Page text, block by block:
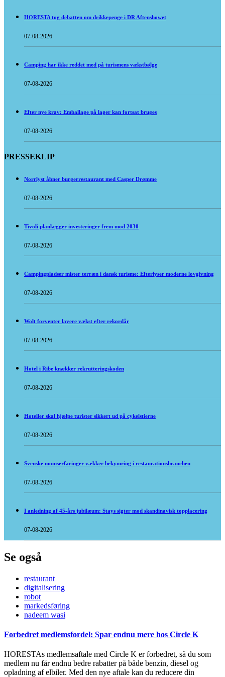
HORESTA tog debatten om drikkepenge i DR Aftenshowet
07-08-2026
Camping har ikke reddet med på turismens vækstbølge
07-08-2026
Efter nye krav: Emballage på lager kan fortsat bruges
07-08-2026
PRESSEKLIP
Norrlyst åbner burgerrestaurant med Casper Drømme
07-08-2026
Tivoli planlægger investeringer frem mod 2030
07-08-2026
Campingpladser mister terræn i dansk turisme: Efterlyser moderne lovgivning
07-08-2026
Wolt forventer lavere vækst efter rekordår
07-08-2026
Hotel i Ribe knækker rekrutteringskoden
07-08-2026
Hoteller skal hjælpe turister sikkert ud på cykelstierne
07-08-2026
Svenske momserfaringer vækker bekymring i restaurationsbranchen
07-08-2026
I anledning af 45-års jubilæum: Stays sigter mod skandinavisk topplacering
07-08-2026
Se også
restaurant
digitalisering
robot
markedsføring
nadeem wasi
Forbedret medlemsfordel: Spar endnu mere hos Circle K
HORESTAs medlemsaftale med Circle K er forbedret, så du som
medlem nu får endnu bedre rabatter på både benzin, diesel og
opladning af elbiler. Med den nye aftale kan du reducere din